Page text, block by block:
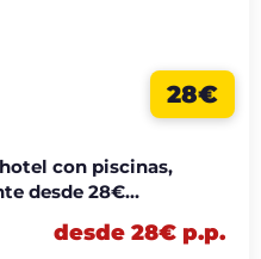
28€
con piscinas,
desde 28€
desde 28€ p.p.